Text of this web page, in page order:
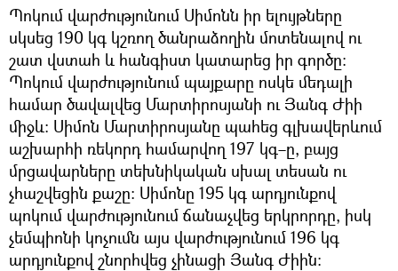
Պոկում վարժությունում Սիմոնն իր ելույթները
սկսեց 190 կգ կշռող ծանրաձողին մոտենալով ու
շատ վստահ և հանգիստ կատարեց իր գործը:
Պոկում վարժությունում պայքարը ոսկե մեդալի
համար ծավալվեց Մարտիրոսյանի ու Յանգ Ժիի
միջև: Սիմոն Մարտիրոսյանը պահեց գլխավերևում
աշխարհի ռեկորդ համարվող 197 կգ–ը, բայց
մրցավարները տեխնիկական սխալ տեսան ու
չհաշվեցին քաշը: Սիմոնը 195 կգ արդյունքով
պոկում վարժությունում ճանաչվեց երկրորդը, իսկ
չեմպիոնի կոչումն այս վարժությունում 196 կգ
արդյունքով շնորհվեց չինացի Յանգ Ժիին: